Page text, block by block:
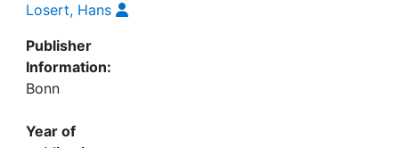
Losert, Hans
Publisher
Information:
Bonn
Year of